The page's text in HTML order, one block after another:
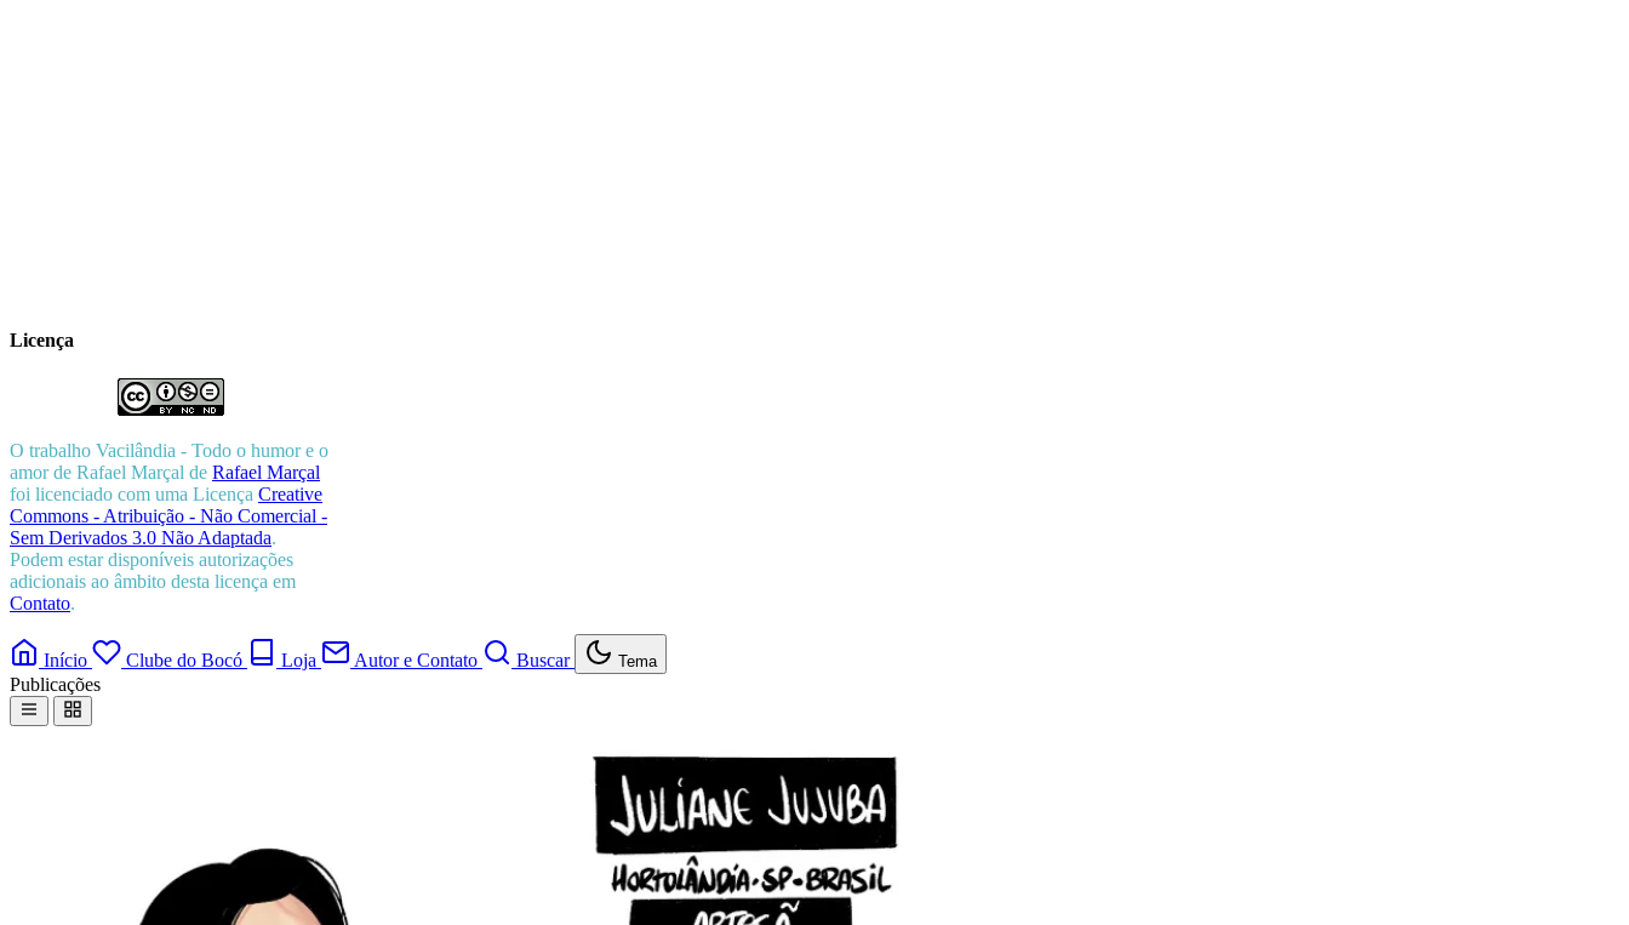
Licença
O trabalho Vacilândia - Todo o humor e o
amor de Rafael Marçal de Rafael Marçal
foi licenciado com uma Licença Creative
Commons - Atribuição - Não Comercial -
Sem Derivados 3.0 Não Adaptada.
Podem estar disponíveis autorizações
adicionais ao âmbito desta licença em
Contato.
Início Clube do Bocó Loja Autor e Contato Buscar Tema
Publicações